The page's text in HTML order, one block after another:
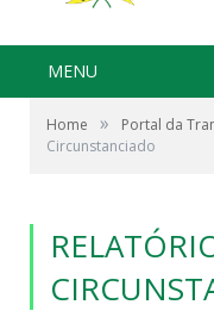
MENU
Home » Portal da
Circunstanciado